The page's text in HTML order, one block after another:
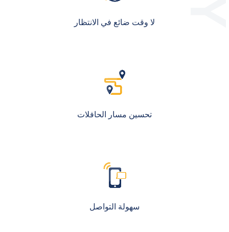
لا وقت ضائع في الانتظار
تحسين مسار الحافلات
سهولة التواصل